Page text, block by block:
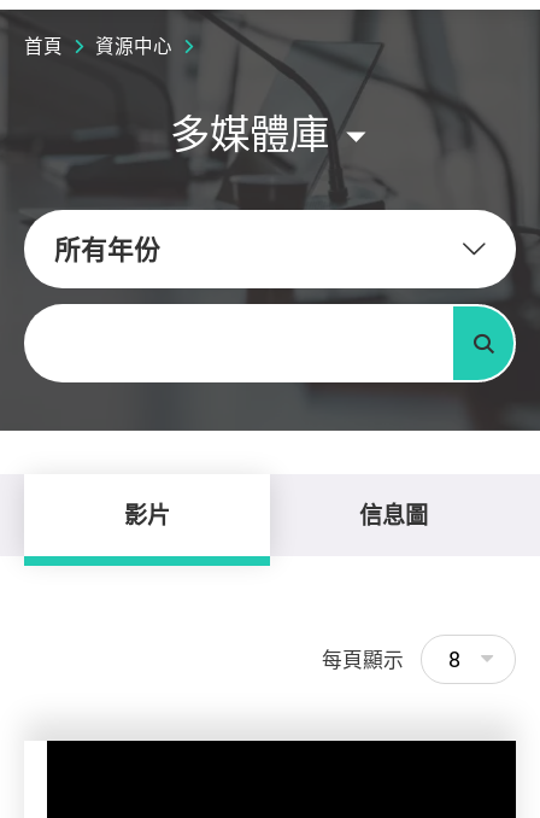
首頁 資源中心
多媒體庫
所有年份
關鍵字
搜尋
影片 信息圖
每頁顯示 8